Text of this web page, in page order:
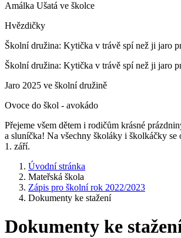
Amálka Ušatá ve školce
Hvězdičky
Školní družina: Kytička v trávě spí než ji jaro
Školní družina: Kytička v trávě spí než ji jaro
Jaro 2025 ve školní družině
Ovoce do škol - avokádo
Přejeme všem dětem i rodičům krásné
a sluníčka! Na všechny školáky i školkáčky se
1. září.
Úvodní stránka
Mateřská škola
Zápis pro školní rok 2022/2023
Dokumenty ke stažení
Dokumenty ke